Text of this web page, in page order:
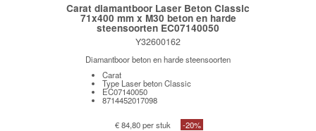
Carat diamantboor Laser Beton Classic
71x400 mm x M30 beton en harde
steensoorten EC07140050
Y32600162
Diamantboor beton en harde steensoorten
Carat
Type Laser beton Classic
EC07140050
8714452017098
€ 84,80 per stuk -20%